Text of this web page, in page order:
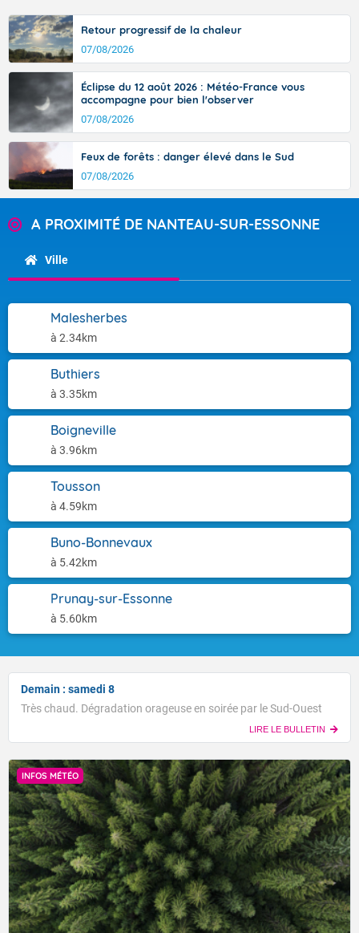
Retour progressif de la chaleur
07/08/2026
Éclipse du 12 août 2026 : Météo-France vous
accompagne pour bien l'observer
07/08/2026
Feux de forêts : danger élevé dans le Sud
07/08/2026
A PROXIMITÉ DE NANTEAU-SUR-ESSONNE
Ville
Malesherbes
à 2.34km
Buthiers
à 3.35km
Boigneville
à 3.96km
Tousson
à 4.59km
Buno-Bonnevaux
à 5.42km
Prunay-sur-Essonne
à 5.60km
Demain : samedi 8
Très chaud. Dégradation orageuse en soirée par le Sud-Ouest
LIRE LE BULLETIN
INFOS MÉTÉO